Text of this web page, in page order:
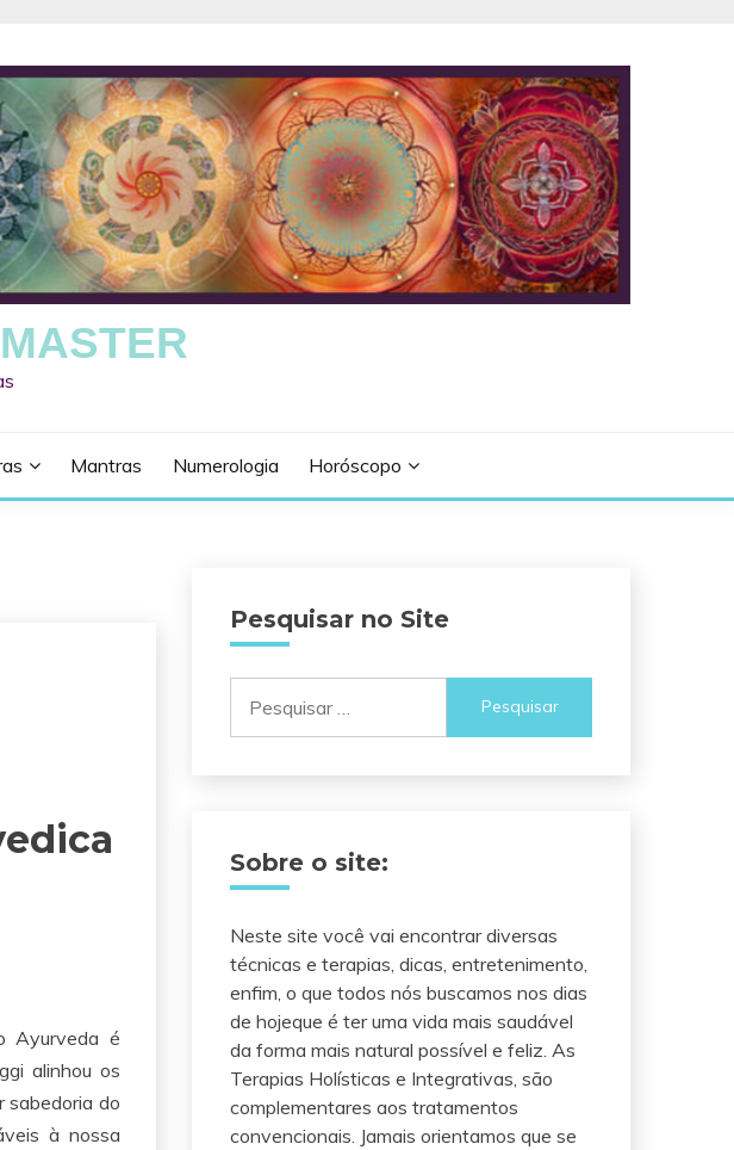
Mantras Numerologia Horóscopo
Ayurveda é
alinhou os
sabedoria do
à nossa
Pesquisar no Site
por:
Sobre o site:
Neste site você vai encontrar diversas
técnicas e terapias, dicas, entretenimento,
enfim, o que todos nós buscamos nos dias
de hojeque é ter uma vida mais saudável
da forma mais natural possível e feliz. As
Terapias Holísticas e Integrativas, são
complementares aos tratamentos
convencionais. Jamais orientamos que se